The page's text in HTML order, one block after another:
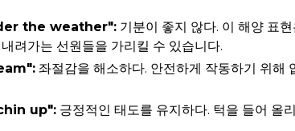
the weather": 기분이 좋지 않다. 이 해양 표
려가는 선원들을 가리킬 수 있습니다.
좌절감을 해소하다. 안전하게 작동하기 위해
up": 긍정적인 태도를 유지하다. 턱을 들어 올